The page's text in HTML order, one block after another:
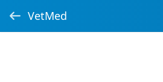
VetMed